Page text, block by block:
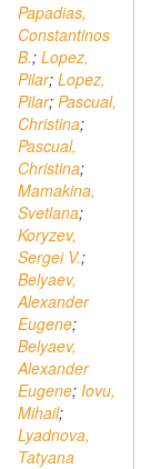
Papadias,
Constantinos
B.; Lopez,
Pilar; Lopez,
Pilar; Pascual,
Christina;
Pascual,
Christina;
Mamakina,
Svetlana;
Koryzev,
Sergei V.;
Belyaev,
Alexander
Eugene;
Belyaev,
Alexander
Eugene; Iovu,
Mihail;
Lyadnova,
Tatyana